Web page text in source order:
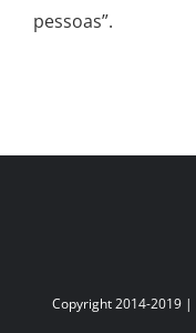
pessoas”.
Copyright 2014-2019 |